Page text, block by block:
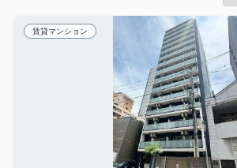
賃貸マンション